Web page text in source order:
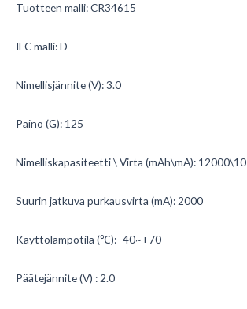
Tuotteen malli: CR34615
IEC malli: D
Nimellisjännite (V): 3.0
Paino (G): 125
Nimelliskapasiteetti \ Virta (mAh\mA): 12000\10
Suurin jatkuva purkausvirta (mA): 2000
Käyttölämpötila (℃): -40~+70
Päätejännite (V) : 2.0